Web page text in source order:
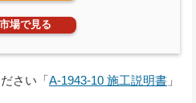
場で見る
さい「A-1943-10 施工説明書 」